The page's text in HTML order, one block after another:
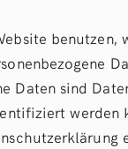
benutzen,
Daten sind
werden